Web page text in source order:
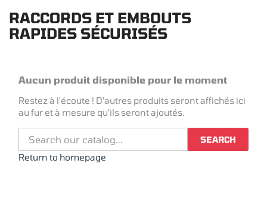
RACCORDS ET EMBOUTS
RAPIDES SÉCURISÉS
Aucun produit disponible pour le moment
Restez à l'écoute ! D'autres produits seront affichés ici
au fur et à mesure qu'ils seront ajoutés.
SEARCH
Return to homepage